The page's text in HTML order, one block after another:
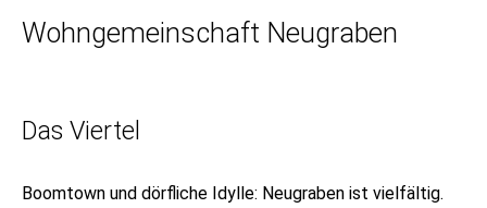
Wohngemeinschaft Neugraben
Das Viertel
Boomtown und dörfliche Idylle: Neugraben ist vielfältig.